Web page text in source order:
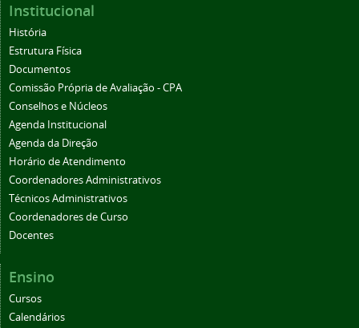
Institucional
História
Estrutura Física
Documentos
Comissão Própria de Avaliação - CPA
Conselhos e Núcleos
Agenda Institucional
Agenda da Direção
Horário de Atendimento
Coordenadores Administrativos
Técnicos Administrativos
Coordenadores de Curso
Docentes
Ensino
Cursos
Calendários